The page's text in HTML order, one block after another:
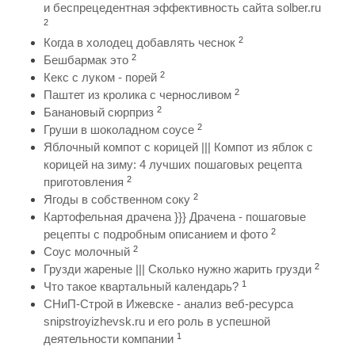
и беспрецедентная эффективность сайта solber.ru
2
Когда в холодец добавлять чеснок 2
Бешбармак это 2
Кекс с луком - порей 2
Паштет из кролика с черносливом 2
Банановый сюрприз 2
Груши в шоколадном соусе 2
Яблочный компот с корицей ||| Компот из яблок с
корицей на зиму: 4 лучших пошаговых рецепта
приготовления 2
Ягоды в собственном соку 2
Картофельная драчена }}} Драчена - пошаговые
рецепты с подробным описанием и фото 2
Соус молочный 2
Грузди жареные ||| Сколько нужно жарить грузди 2
Что такое квартальный календарь? 1
СНиП-Строй в Ижевске - анализ веб-ресурса
snipstroyizhevsk.ru и его роль в успешной
деятельности компании 1